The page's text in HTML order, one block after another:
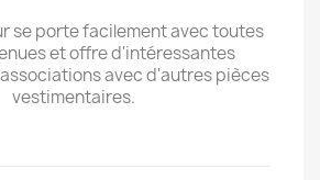
se porte facilement avec toutes
et offre d'intéressantes
avec d'autres pièces
vestimentaires.